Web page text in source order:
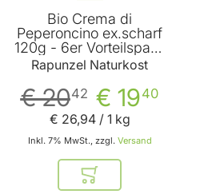
Bio Crema di
Peperoncino ex.scharf
120g - 6er Vorteilspack
von Rapunzel
Rapunzel Naturkost
€ 1940
€ 2042
Inkl. 7% MwSt., zzgl. Versand
€ 26,94/ 1 kg
In den Warenkorb